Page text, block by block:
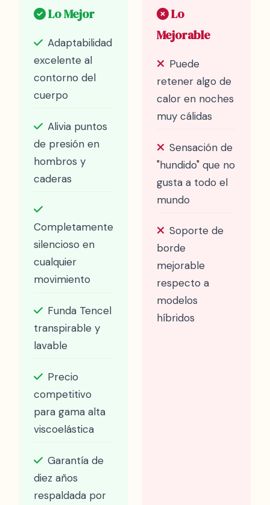
Lo Mejor
Adaptabilidad
excelente al
contorno del
cuerpo
Alivia puntos
de presión en
hombros y
caderas
Completamente
silencioso en
cualquier
movimiento
Funda Tencel
transpirable y
lavable
Precio
competitivo
para gama alta
viscoelástica
Garantía de
diez años
respaldada por
Lo
Mejorable
Puede
retener algo de
calor en noches
muy cálidas
Sensación de
"hundido" que no
gusta a todo el
mundo
Soporte de
borde
mejorable
respecto a
modelos
híbridos